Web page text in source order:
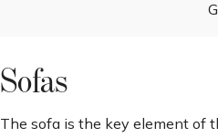
Sofas
The sofa is the key element of